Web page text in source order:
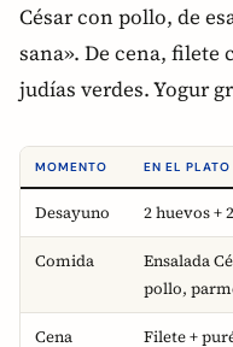
César con pollo, de
sana». De cena, filete
judías verdes. Yogur
MOMENTO EN EL PLATO
Desayuno 2 huevos +
Comida
Ensalada
pollo,
Cena
Filete +